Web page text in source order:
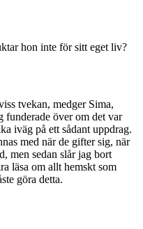
hon inte för sitt eget liv?
tvekan, medger Sima,
funderade över om det var
iväg på ett sådant uppdrag.
med när de gifter sig, när
men sedan slår jag bort
läsa om allt hemskt som
göra detta.